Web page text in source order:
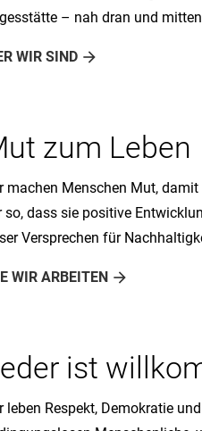
– nah dran und
WIR SIND
zum Leben
machen Menschen Mut,
so, dass sie positive
Versprechen für
WIR ARBEITEN
ist
leben Respekt, Demokratie